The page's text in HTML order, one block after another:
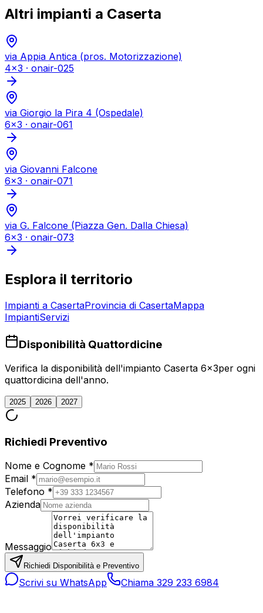
Altri impianti a Caserta
via Appia Antica (pros. Motorizzazione)
4x3 · onair-025
via Giorgio la Pira 4 (Ospedale)
6x3 · onair-061
via Giovanni Falcone
6x3 · onair-071
via G. Falcone (Piazza Gen. Dalla Chiesa)
6x3 · onair-073
Esplora il territorio
Impianti a CasertaProvincia di CasertaMappa
ImpiantiServizi
Disponibilità Quattordicine
Verifica la disponibilità dell'impianto Caserta 6x3per ogni
quattordicina dell'anno.
2025 2026 2027
Richiedi Preventivo
Nome e Cognome *
Email *
Telefono *
Azienda
Messaggio
Richiedi Disponibilità e Preventivo
Scrivi su WhatsApp Chiama 329 233 6984